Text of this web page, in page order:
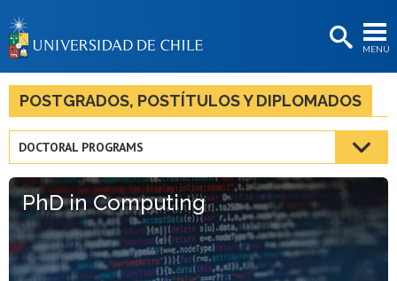
MENÚ
BIBLIOTECAS
LA UNIVERSIDAD
Estudiantes
Académicas/os
Funcionarias/os
Egresadas/os
POSTGRADOS, POSTÍTULOS Y DIPLOMADOS
DOCTORAL PROGRAMS
PhD in Computing